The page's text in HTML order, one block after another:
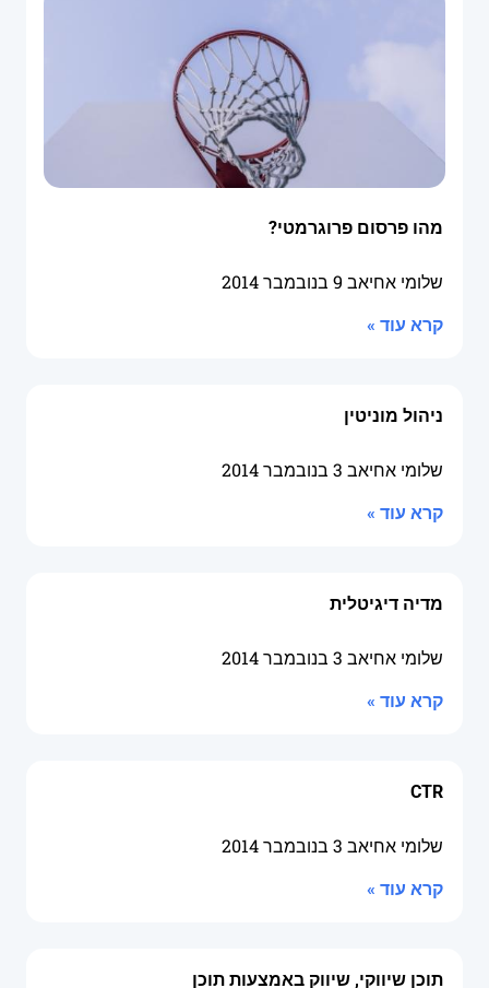
מהו פרסום פרוגרמטי?
שלומי אחיאב 9 בנובמבר 2014
קרא עוד »
ניהול מוניטין
שלומי אחיאב 3 בנובמבר 2014
קרא עוד »
מדיה דיגיטלית
שלומי אחיאב 3 בנובמבר 2014
קרא עוד »
CTR
שלומי אחיאב 3 בנובמבר 2014
קרא עוד »
תוכן שיווקי, שיווק באמצעות תוכן